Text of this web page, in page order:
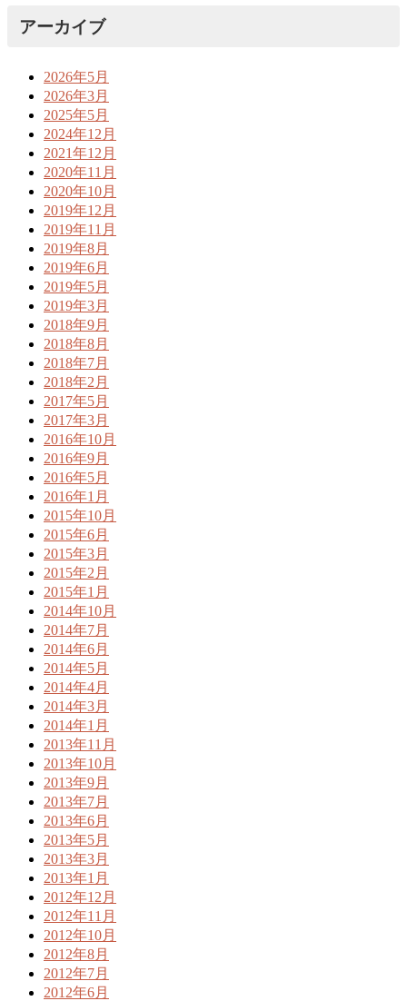
アーカイブ
2026年5月
2026年3月
2025年5月
2024年12月
2021年12月
2020年11月
2020年10月
2019年12月
2019年11月
2019年8月
2019年6月
2019年5月
2019年3月
2018年9月
2018年8月
2018年7月
2018年2月
2017年5月
2017年3月
2016年10月
2016年9月
2016年5月
2016年1月
2015年10月
2015年6月
2015年3月
2015年2月
2015年1月
2014年10月
2014年7月
2014年6月
2014年5月
2014年4月
2014年3月
2014年1月
2013年11月
2013年10月
2013年9月
2013年7月
2013年6月
2013年5月
2013年3月
2013年1月
2012年12月
2012年11月
2012年10月
2012年8月
2012年7月
2012年6月